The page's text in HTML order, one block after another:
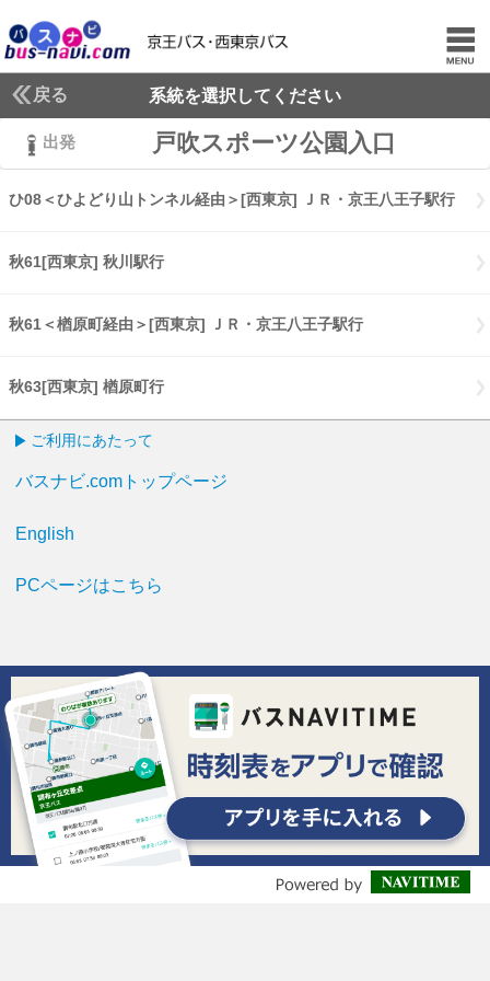
戻る 系統を選択してください
出発 戸吹スポーツ公園入口
ひ08＜ひよどり山トンネル経由＞[西東京] ＪＲ・京王八王子駅行
秋61[西東京] 秋川駅行
秋61＜楢原町経由＞[西東京] ＪＲ・京王八王子駅行
秋63[西東京] 楢原町行
ご利用にあたって
バスナビ.comトップページ
English
PCページはこちら